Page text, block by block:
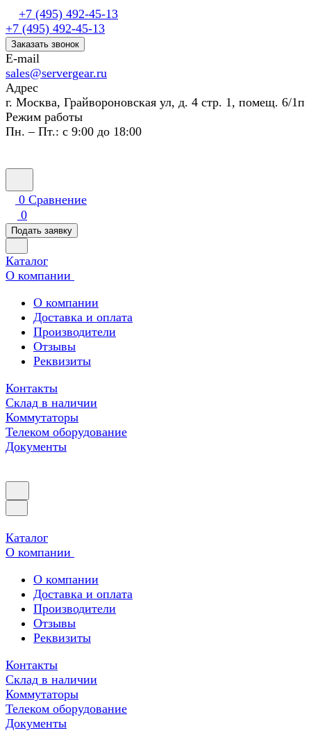
+7 (495) 492-45-13
+7 (495) 492-45-13
Заказать звонок
E-mail
sales@servergear.ru
Адрес
г. Москва, Грайвороновская ул, д. 4 стр. 1, помещ. 6/1п
Режим работы
Пн. – Пт.: с 9:00 до 18:00
0 Сравнение
0
Подать заявку
Каталог
О компании
О компании
Доставка и оплата
Производители
Отзывы
Реквизиты
Контакты
Склад в наличии
Коммутаторы
Телеком оборудование
Документы
Каталог
О компании
О компании
Доставка и оплата
Производители
Отзывы
Реквизиты
Контакты
Склад в наличии
Коммутаторы
Телеком оборудование
Документы